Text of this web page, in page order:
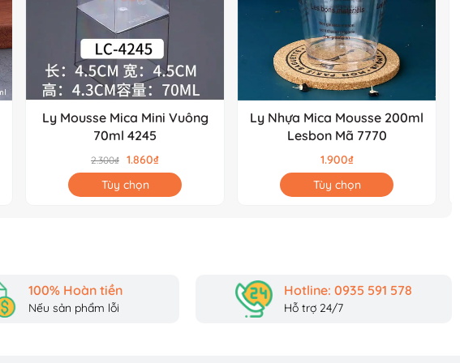
Ly Mousse Mica Mini Vuông
70ml 4245
2.300₫ 1.860₫
Tùy chọn
Ly Nhựa Mica Mousse 200ml
Lesbon Mã 7770
1.900₫
Tùy chọn
100% Hoàn tiền
Nếu sản phẩm lỗi
Hotline: 0935 591 578
Hỗ trợ 24/7